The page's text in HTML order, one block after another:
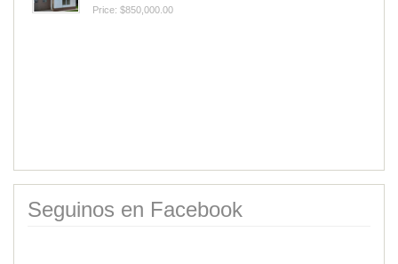
Price: $850,000.00
Seguinos en Facebook